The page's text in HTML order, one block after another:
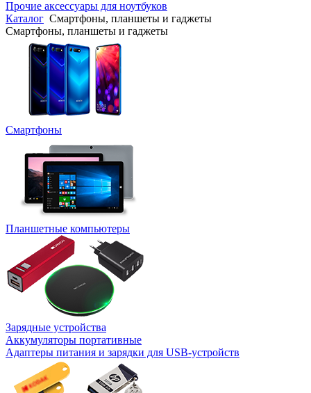
Прочие аксессуары для ноутбуков
Каталог Смартфоны, планшеты и гаджеты
Смартфоны, планшеты и гаджеты
Смартфоны
Планшетные компьютеры
Зарядные устройства
Аккумуляторы портативные
Адаптеры питания и зарядки для USB-устройств